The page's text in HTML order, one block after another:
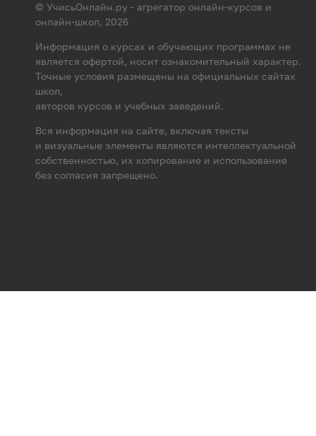
© УчисьОнлайн.ру - агрегатор онлайн-курсов и
онлайн-школ, 2026
Информация о курсах и обучающих программах не
является офертой, носит ознакомительный характер.
Точные условия размещены на официальных сайтах
школ,
авторов курсов и учебных заведений.
Вся информация на сайте, включая тексты
и визуальные элементы являются интеллектуальной
собственностью, их копирование и использование
без согласия запрещено.